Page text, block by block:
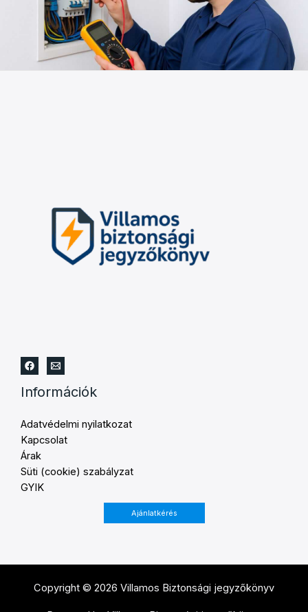
Információk
Adatvédelmi nyilatkozat
Kapcsolat
Árak
Süti (cookie) szabályzat
GYIK
Ajánlatkérés
Copyright © 2026 Villamos Biztonsági jegyzőkönyv